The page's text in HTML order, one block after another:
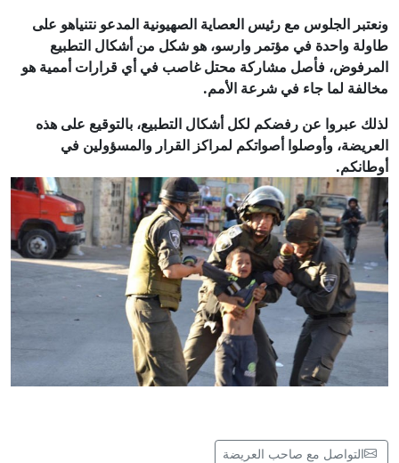
‏ونعتبر الجلوس مع رئيس العصاية الصهيونية المدعو نتنياهو على
طاولة واحدة في مؤتمر وارسو، هو شكل من أشكال التطبيع
المرفوض، فأصل مشاركة محتل غاصب في أي قرارات أممية هو
مخالفة لما جاء في شرعة الأمم.
‏لذلك عبروا عن رفضكم لكل أشكال التطبيع، بالتوقيع على هذه
العريضة، وأوصلوا أصواتكم لمراكز القرار والمسؤولين في
أوطانكم.
التواصل مع صاحب العريضة